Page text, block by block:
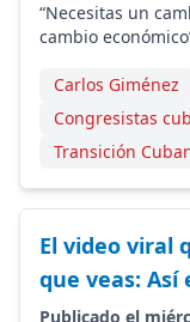
“Necesitas un
cambio
Carlos Giménez
Congresistas
Transición
El video viral
que veas: Así
Publicado el